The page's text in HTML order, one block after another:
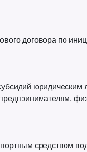
договора по
юридическим
средством